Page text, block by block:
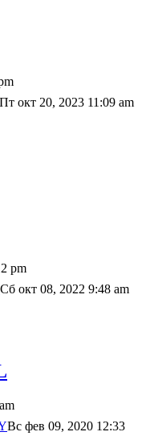
Пт окт 20, 2023 11:09 am
pm
Сб окт 08, 2022 9:48 am
Вс фев 09, 2020 12:33